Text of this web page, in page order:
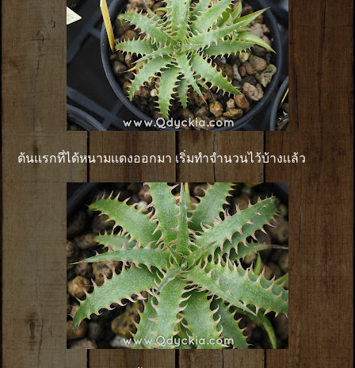
ต้นเเรกที่ได้หนามเเดงออกมา เริ่มทำจำนวนไว้บ้างเเล้ว